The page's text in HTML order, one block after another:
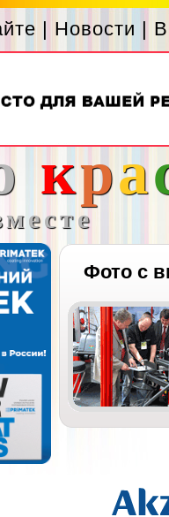
| Новости |
кра
Фото с